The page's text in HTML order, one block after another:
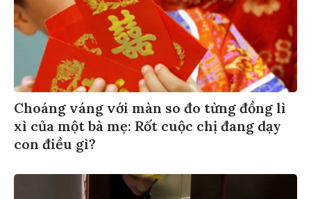
Choáng váng với màn so đo từng đồng lì
xì của một bà mẹ: Rốt cuộc chị đang dạy
con điều gì?